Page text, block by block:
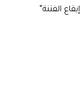
الفتنة”